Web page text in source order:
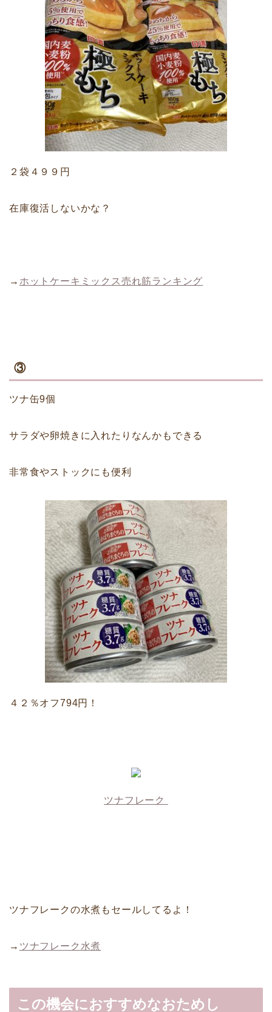
２袋４９９円
在庫復活しないかな？
→ ホットケーキミックス売れ筋ランキング
③
ツナ缶9個
サラダや卵焼きに入れたりなんかもできる
非常食やストックにも便利
４２％オフ794円！
ツナフレーク
ツナフレークの水煮もセールしてるよ！
→ ツナフレーク水煮
この機会におすすめなおためし